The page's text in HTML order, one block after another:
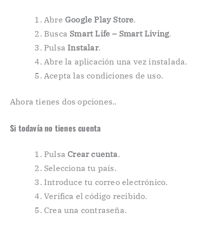
Abre Google Play Store.
Busca Smart Life – Smart Living.
Pulsa Instalar.
Abre la aplicación una vez instalada.
Acepta las condiciones de uso.
Ahora tienes dos opciones..
Si todavía no tienes cuenta
Pulsa Crear cuenta.
Selecciona tu país.
Introduce tu correo electrónico.
Verifica el código recibido.
Crea una contraseña.